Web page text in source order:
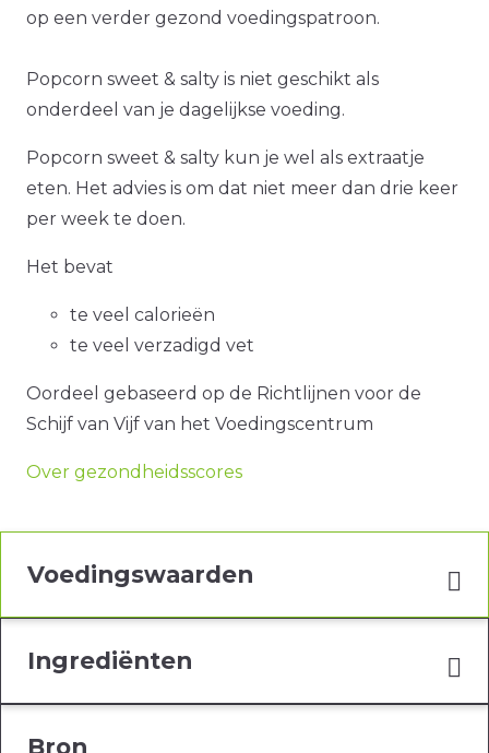
op een verder gezond voedingspatroon.
Popcorn sweet & salty is niet geschikt als
onderdeel van je dagelijkse voeding.
Popcorn sweet & salty kun je wel als extraatje
eten. Het advies is om dat niet meer dan drie keer
per week te doen.
Het bevat
te veel calorieën
te veel verzadigd vet
Oordeel gebaseerd op de Richtlijnen voor de
Schijf van Vijf van het Voedingscentrum
Over gezondheidsscores
Voedingswaarden
Ingrediënten
Bron